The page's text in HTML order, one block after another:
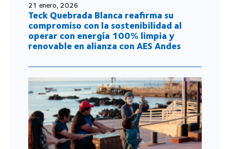
21 enero, 2026
Teck Quebrada Blanca reafirma su
compromiso con la sostenibilidad al
operar con energía 100% limpia y
renovable en alianza con AES Andes